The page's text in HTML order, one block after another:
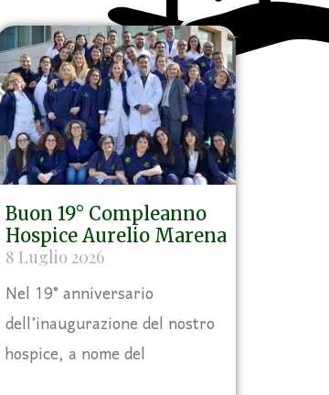
Buon 19° Compleanno
Hospice Aurelio Marena
8 Luglio 2026
Nel 19° anniversario
dell’inaugurazione del nostro
hospice, a nome del